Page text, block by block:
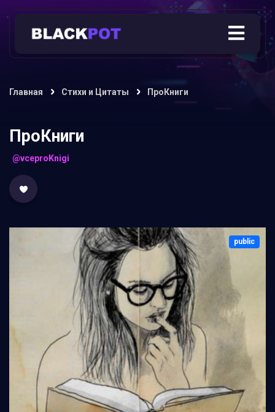
Главная Стихи и Цитаты ПроКниги
ПроКниги
@vceproKnigi
public